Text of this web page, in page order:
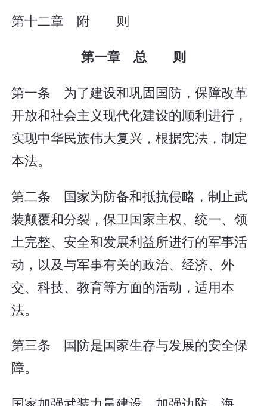
第十二章 附 则
第一章 总 则
第一条 为了建设和巩固国防，保障改革
开放和社会主义现代化建设的顺利进行，
实现中华民族伟大复兴，根据宪法，制定
本法。
第二条 国家为防备和抵抗侵略，制止武
装颠覆和分裂，保卫国家主权、统一、领
土完整、安全和发展利益所进行的军事活
动，以及与军事有关的政治、经济、外
交、科技、教育等方面的活动，适用本
法。
第三条 国防是国家生存与发展的安全保
障。